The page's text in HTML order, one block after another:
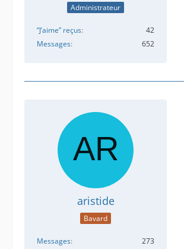
Administrateur
“J’aime” reçus
42
Messages
652
aristide
Bavard
Messages 273